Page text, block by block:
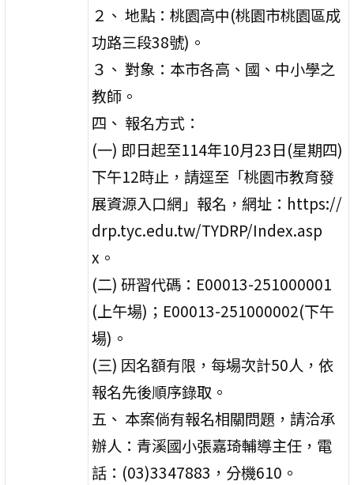
２、 地點：桃園高中(桃園市桃園區成
功路三段38號)。
３、 對象：本市各高、國、中小學之
教師。
四、 報名方式：
(一) 即日起至114年10月23日(星期四)
下午12時止，請逕至「桃園市教育發
展資源入口網」報名，網址：https://
drp.tyc.edu.tw/TYDRP/Index.asp
x。
(二) 研習代碼：E00013-251000001
(上午場)；E00013-251000002(下午
場)。
(三) 因名額有限，每場次計50人，依
報名先後順序錄取。
五、 本案倘有報名相關問題，請洽承
辦人：青溪國小張嘉琦輔導主任，電
話：(03)3347883，分機610。